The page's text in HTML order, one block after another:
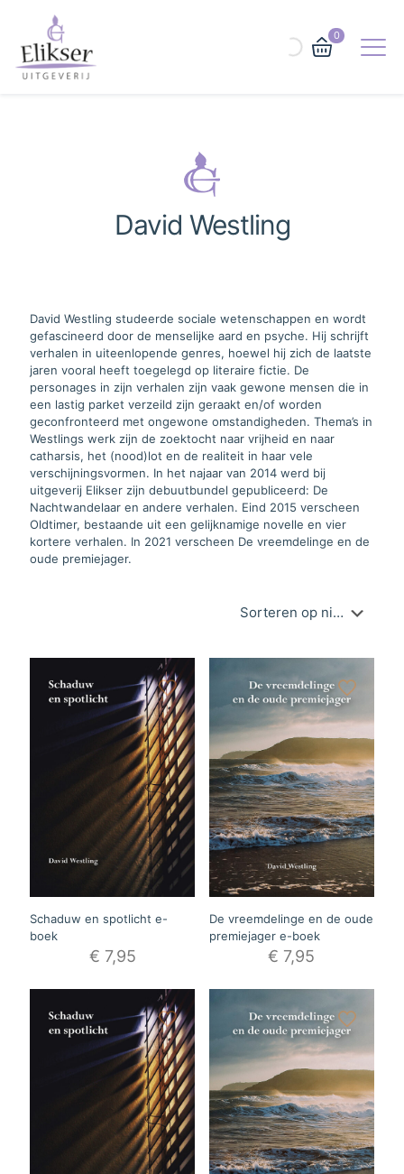
0
David Westling
David Westling studeerde sociale wetenschappen en wordt
gefascineerd door de menselijke aard en psyche. Hij schrijft
verhalen in uiteenlopende genres, hoewel hij zich de laatste
jaren vooral heeft toegelegd op literaire fictie. De
personages in zijn verhalen zijn vaak gewone mensen die in
een lastig parket verzeild zijn geraakt en/of worden
geconfronteerd met ongewone omstandigheden. Thema’s in
Westlings werk zijn de zoektocht naar vrijheid en naar
catharsis, het (nood)lot en de realiteit in haar vele
verschijningsvormen. In het najaar van 2014 werd bij
uitgeverij Elikser zijn debuutbundel gepubliceerd: De
Nachtwandelaar en andere verhalen. Eind 2015 verscheen
Oldtimer, bestaande uit een gelijknamige novelle en vier
kortere verhalen. In 2021 verscheen De vreemdelinge en de
oude premiejager.
Schaduw en spotlicht e-
boek
€ 7,95
De vreemdelinge en de oude
premiejager e-boek
€ 7,95